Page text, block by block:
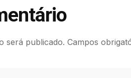
será publicado. Campos